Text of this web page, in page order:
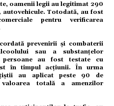
oamenii legii au legitimat 290
autovehicule. Totodată, au fost
pentru verificarea
prevenirii și combaterii
sau a substanțelor
persoane au fost testate cu
în timpul acțiunii. În urma
au aplicat peste 90 de
valoarea totală a amenzilor